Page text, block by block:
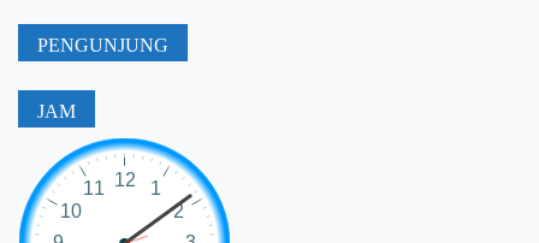
PENGUNJUNG
JAM